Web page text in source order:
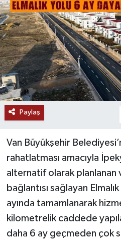
Paylaş
Van Büyükşehir
rahatlatması amacıyla
alternatif olarak planlanan
bağlantısı sağlayan
ayında tamamlanarak
kilometrelik caddede
daha 6 ay geçmeden çok